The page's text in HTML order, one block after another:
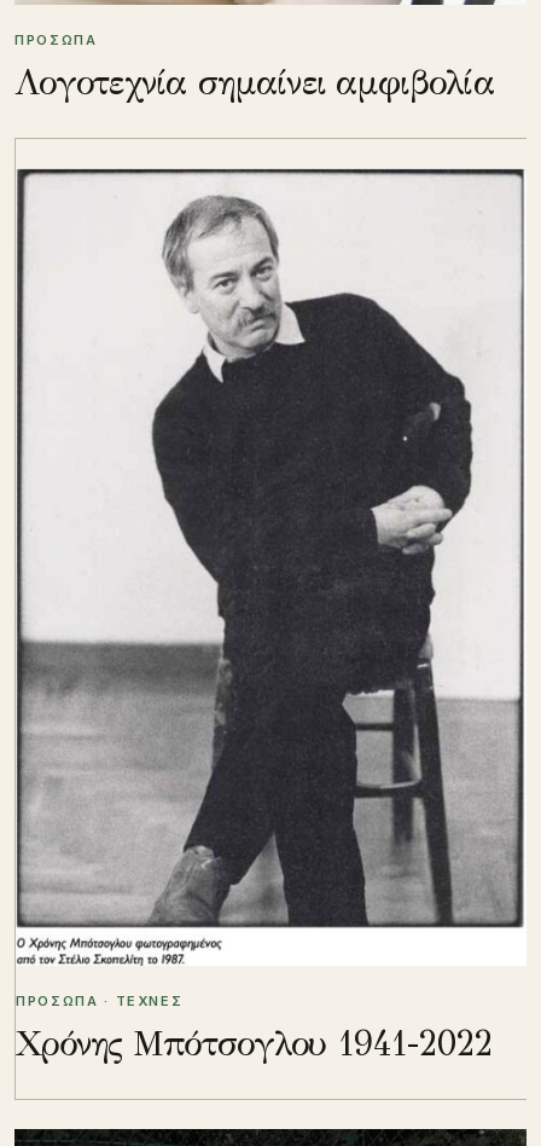
ΠΡΟΣΩΠΑ
Λογοτεχνία σημαίνει αμφιβολία
ΠΡΟΣΩΠΑ · ΤΕΧΝΕΣ
Χρόνης Μπότσογλου 1941-2022